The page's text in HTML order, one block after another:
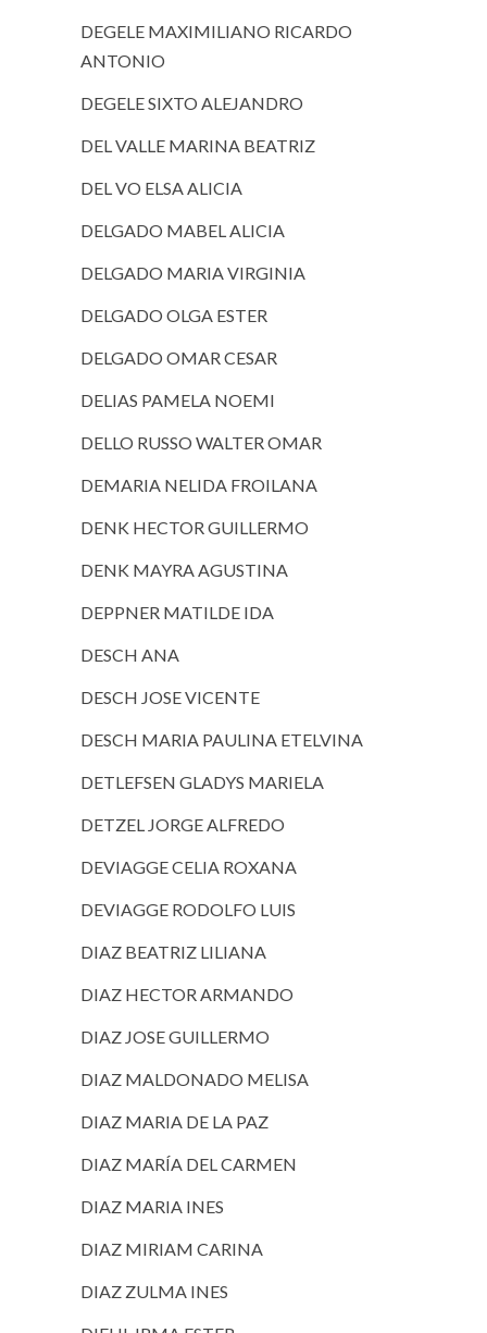
DEGELE MAXIMILIANO RICARDO
ANTONIO
DEGELE SIXTO ALEJANDRO
DEL VALLE MARINA BEATRIZ
DEL VO ELSA ALICIA
DELGADO MABEL ALICIA
DELGADO MARIA VIRGINIA
DELGADO OLGA ESTER
DELGADO OMAR CESAR
DELIAS PAMELA NOEMI
DELLO RUSSO WALTER OMAR
DEMARIA NELIDA FROILANA
DENK HECTOR GUILLERMO
DENK MAYRA AGUSTINA
DEPPNER MATILDE IDA
DESCH ANA
DESCH JOSE VICENTE
DESCH MARIA PAULINA ETELVINA
DETLEFSEN GLADYS MARIELA
DETZEL JORGE ALFREDO
DEVIAGGE CELIA ROXANA
DEVIAGGE RODOLFO LUIS
DIAZ BEATRIZ LILIANA
DIAZ HECTOR ARMANDO
DIAZ JOSE GUILLERMO
DIAZ MALDONADO MELISA
DIAZ MARIA DE LA PAZ
DIAZ MARÍA DEL CARMEN
DIAZ MARIA INES
DIAZ MIRIAM CARINA
DIAZ ZULMA INES